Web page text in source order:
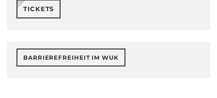
TICKETS
BARRIEREFREIHEIT IM WUK